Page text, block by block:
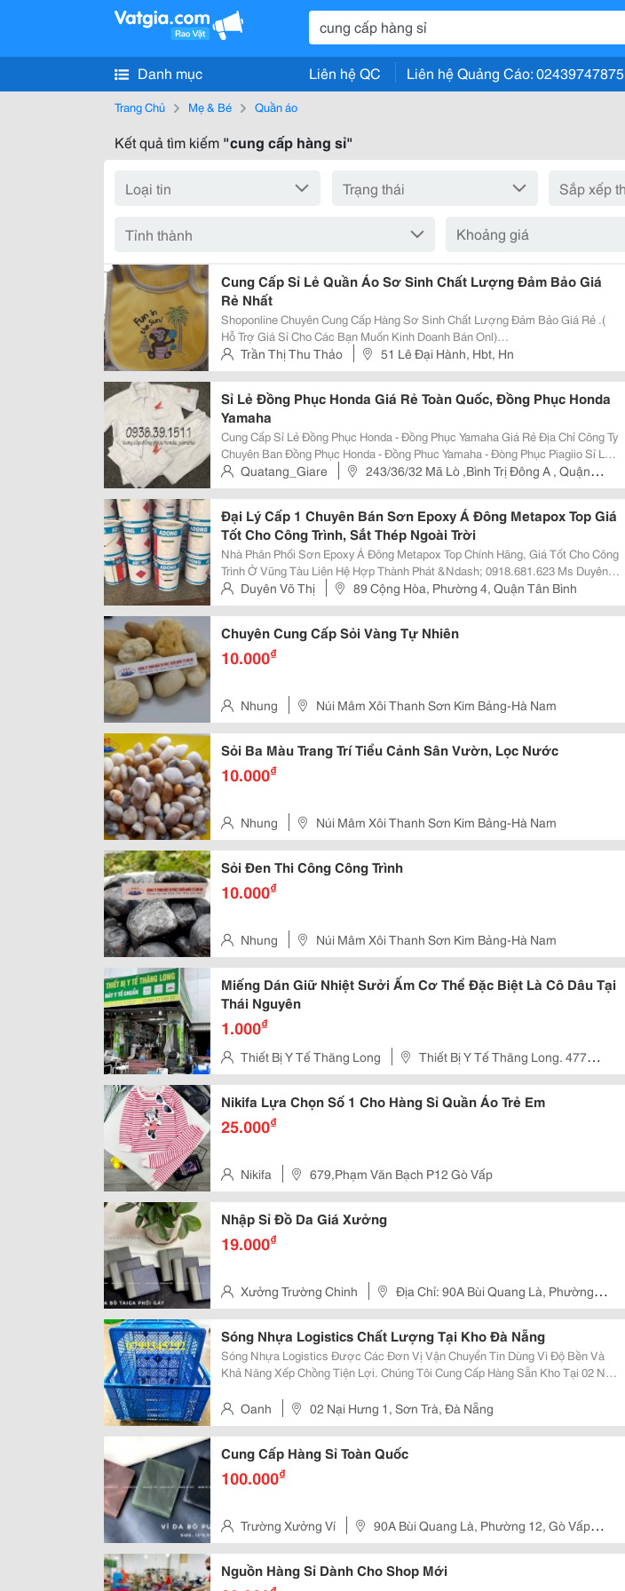
Danh mục Liên hệ QC Liên hệ Quảng Cáo: 02439747875
Trang Chủ Mẹ & Bé Quần áo
Kết quả tìm kiếm "cung cấp hàng sỉ"
Khoảng giá
Cung Cấp Sỉ Lẻ Quần Áo Sơ Sinh Chất Lượng Đảm Bảo Giá
Rẻ Nhất
Shoponline Chuyên Cung Cấp Hàng Sơ Sinh Chất Lượng Đảm Bảo Giá Rẻ .(
Hỗ Trợ Giá Sỉ Cho Các Bạn Muốn Kinh Doanh Bán Onl)
Http://Www.vatgia.com/Shoponline Địa Chỉ: 51 Lê Đại Hành, Hbt, Hn 24 Học
Lạc, P.14, Q.5 Điện Thoại: 0975582095
Trần Thị Thu Thảo 51 Lê Đại Hành, Hbt, Hn
Sỉ Lẻ Đồng Phục Honda Giá Rẻ Toàn Quốc, Đồng Phục Honda
Yamaha
Cung Cấp Sỉ Lẻ Đồng Phục Honda - Đồng Phục Yamaha Giá Rẻ Địa Chỉ Công Ty
Chuyên Ban Đồng Phục Honda - Đồng Phuc Yamaha - Đòng Phục Piagiio Sỉ Lẻ
Toàn Quốc Giá Tốt Tại Hcm Cung Cấp Hàng Sẵn Kho Cho Các Head Honda,
Cửa Hàng Xe Máy Nhỏ Lẻ Toàn
Quatang_Giare
243/36/32 Mã Lò ,Bình Trị Đông A , Quận
Bình Tân , Hcm
Đại Lý Cấp 1 Chuyên Bán Sơn Epoxy Á Đông Metapox Top Giá
Tốt Cho Công Trình, Sắt Thép Ngoài Trời
Nhà Phân Phối Sơn Epoxy Á Đông Metapox Top Chính Hãng, Giá Tốt Cho Công
Trình Ở Vũng Tàu Liên Hệ Hợp Thành Phát &Ndash; 0918.681.623 Ms Duyên
Hợp Thành Phát Là Địa Chỉ Chuyên Cung Cấp Hãng Sơn Á Đông Đầy Đủ Các
Dòng Sơn: Metapox Top, Metathane...
Duyên Võ Thị 89 Cộng Hòa, Phường 4, Quận Tân Bình
Chuyên Cung Cấp Sỏi Vàng Tự Nhiên
10.000₫
Nhung Núi Mâm Xôi Thanh Sơn Kim Bảng-Hà Nam
Sỏi Ba Màu Trang Trí Tiểu Cảnh Sân Vườn, Lọc Nước
10.000₫
Nhung Núi Mâm Xôi Thanh Sơn Kim Bảng-Hà Nam
Sỏi Đen Thi Công Công Trình
10.000₫
Nhung Núi Mâm Xôi Thanh Sơn Kim Bảng-Hà Nam
Miếng Dán Giữ Nhiệt Sưởi Ấm Cơ Thể Đặc Biệt Là Cô Dâu Tại
Thái Nguyên
1.000₫
Thiết Bị Y Tế Thăng Long
Thiết Bị Y Tế Thăng Long. 477
Lương Ngọc Quyến. Tp. Thái Nguyên
Nikifa Lựa Chọn Số 1 Cho Hàng Sỉ Quần Áo Trẻ Em
25.000₫
Nikifa 679,Phạm Văn Bạch P12 Gò Vấp
Nhập Sỉ Đồ Da Giá Xưởng
19.000₫
Xưởng Trường Chinh
Địa Chỉ: 90A Bùi Quang Là, Phường
12, Quận Gò Vấp, Tp.hcm
Sóng Nhựa Logistics Chất Lượng Tại Kho Đà Nẵng
Sóng Nhựa Logistics Được Các Đơn Vị Vận Chuyển Tin Dùng Vì Độ Bền Và
Khả Năng Xếp Chồng Tiện Lợi. Chúng Tôi Cung Cấp Hàng Sẵn Kho Tại 02 Nại
Hợp Dùng Trong Kho Vận, Bến Bãi,...
Oanh 02 Nại Hưng 1, Sơn Trà, Đà Nẵng
Cung Cấp Hàng Sỉ Toàn Quốc
100.000₫
Trường Xưởng Ví
90A Bùi Quang Là, Phường 12, Gò Vấp
Hcm
Nguồn Hàng Sỉ Dành Cho Shop Mới